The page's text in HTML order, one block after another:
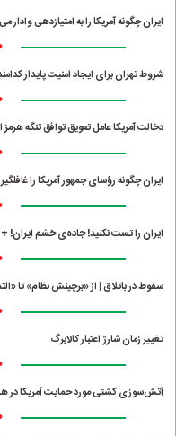
ایران چگونه آمریکا را به امتیازدهی وادار
شروط تهران برای ایجاد امنیت پایدار
دخالت آمریکا عامل تعویق توافق تنگه
ایران چگونه رؤسای جمهور آمریکا را
ایران را تست نکنید! جاده‌ی خشم ایران! +
سقوط در باتلاق | از «برچینش نظام» تا
تغییر زمان شارژ اعتبار کالابرگ
آتش‌سوزی کشتی مورد حمایت آمریکا در